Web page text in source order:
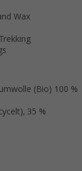
Wax
(Bio) 100 %
35 %